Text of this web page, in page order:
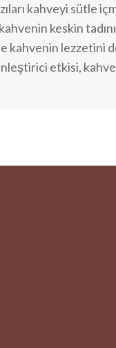
kahveyi sütle
keskin
kahvenin lezzetini
etkisi,